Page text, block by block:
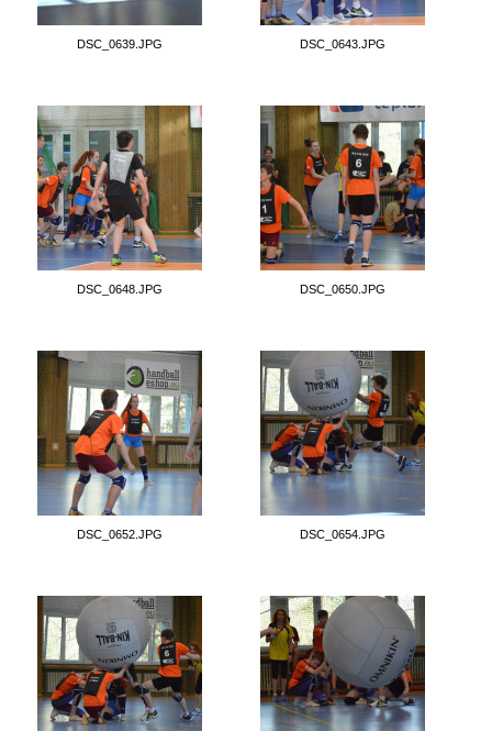
DSC_0639.JPG DSC_0643.JPG
DSC_0648.JPG DSC_0650.JPG
DSC_0652.JPG DSC_0654.JPG